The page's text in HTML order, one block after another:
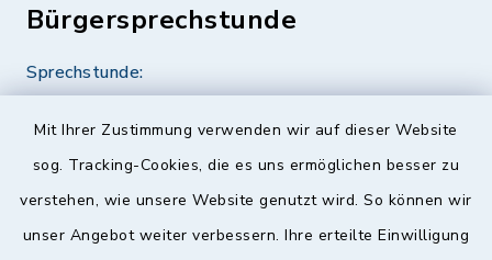
Mit Ihrer Zustimmung verwenden wir auf dieser Website
sog. Tracking-Cookies, die es uns ermöglichen besser zu
verstehen, wie unsere Website genutzt wird. So können wir
unser Angebot weiter verbessern. Ihre erteilte Einwilligung
Bürgersprechstunde
Sprechstunde:
Quicklinks